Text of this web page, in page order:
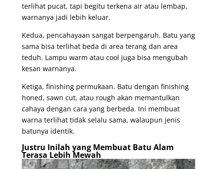
terlihat pucat, tapi begitu terkena air atau lembap,
warnanya jadi lebih keluar.
Kedua, pencahayaan sangat berpengaruh. Batu yang
sama bisa terlihat beda di area terang dan area
teduh. Lampu warm atau cool juga bisa mengubah
kesan warnanya.
Ketiga, finishing permukaan. Batu dengan finishing
honed, sawn cut, atau rough akan memantulkan
cahaya dengan cara yang berbeda. Ini membuat
warna terlihat tidak selalu sama, walaupun jenis
batunya identik.
Justru Inilah yang Membuat Batu Alam
Terasa Lebih Mewah